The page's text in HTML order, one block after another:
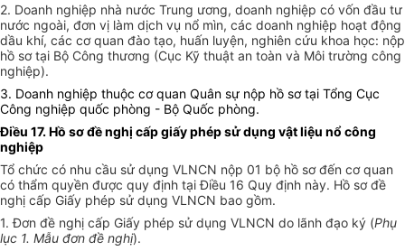
2. Doanh nghiệp nhà nước Trung ương, doanh nghiệp có vốn đầu tư
nước ngoài, đơn vị làm dịch vụ nổ mìn, các doanh nghiệp hoạt động
dầu khí, các cơ quan đào tạo, huấn luyện, nghiên cứu khoa học: nộp
hồ sơ tại Bộ Công thương (Cục Kỹ thuật an toàn và Môi trường công
nghiệp).
3. Doanh nghiệp thuộc cơ quan Quân sự nộp hồ sơ tại Tổng Cục
Công nghiệp quốc phòng - Bộ Quốc phòng.
Điều 17. Hồ sơ đề nghị cấp giấy phép sử dụng vật liệu nổ công
nghiệp
Tổ chức có nhu cầu sử dụng VLNCN nộp 01 bộ hồ sơ đến cơ quan
có thẩm quyền được quy định tại Điều 16 Quy định này. Hồ sơ đề
nghị cấp Giấy phép sử dụng VLNCN bao gồm.
1. Đơn đề nghị cấp Giấy phép sử dụng VLNCN do lãnh đạo ký (Phụ
lục 1. Mẫu đơn đề nghị).